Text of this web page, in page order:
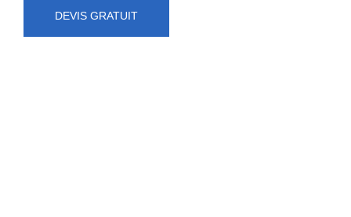
DEVIS GRATUIT